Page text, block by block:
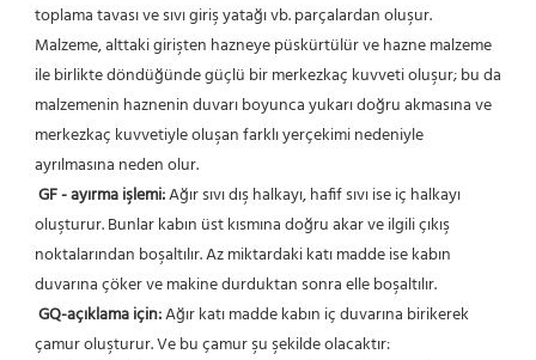
toplama tavası ve sıvı giriş yatağı vb. parçalardan oluşur.
Malzeme, alttaki girişten hazneye püskürtülür ve hazne malzeme
ile birlikte döndüğünde güçlü bir merkezkaç kuvveti oluşur; bu da
malzemenin haznenin duvarı boyunca yukarı doğru akmasına ve
merkezkaç kuvvetiyle oluşan farklı yerçekimi nedeniyle
ayrılmasına neden olur.
GF - ayırma işlemi: Ağır sıvı dış halkayı, hafif sıvı ise iç halkayı
oluşturur. Bunlar kabın üst kısmına doğru akar ve ilgili çıkış
noktalarından boşaltılır. Az miktardaki katı madde ise kabın
duvarına çöker ve makine durduktan sonra elle boşaltılır.
GQ-açıklama için: Ağır katı madde kabın iç duvarına birikerek
çamur oluşturur. Ve bu çamur şu şekilde olacaktır: